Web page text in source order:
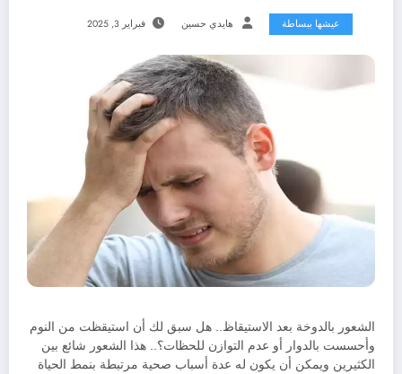
عيشها ببساطة هايدي حسين فبراير 3, 2025
الشعور بالدوخة بعد الاستيقاظ.. هل سبق لك أن استيقظت من النوم
وأحسست بالدوار أو عدم التوازن للحظات؟.. هذا الشعور شائع بين
الكثيرين ويمكن أن يكون له عدة أسباب صحية مرتبطة بنمط الحياة